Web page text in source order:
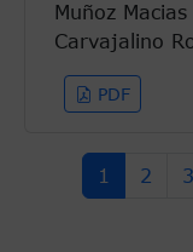
Muñoz
Carvajalino
PDF
Paginación
Página
1 Page
2 3